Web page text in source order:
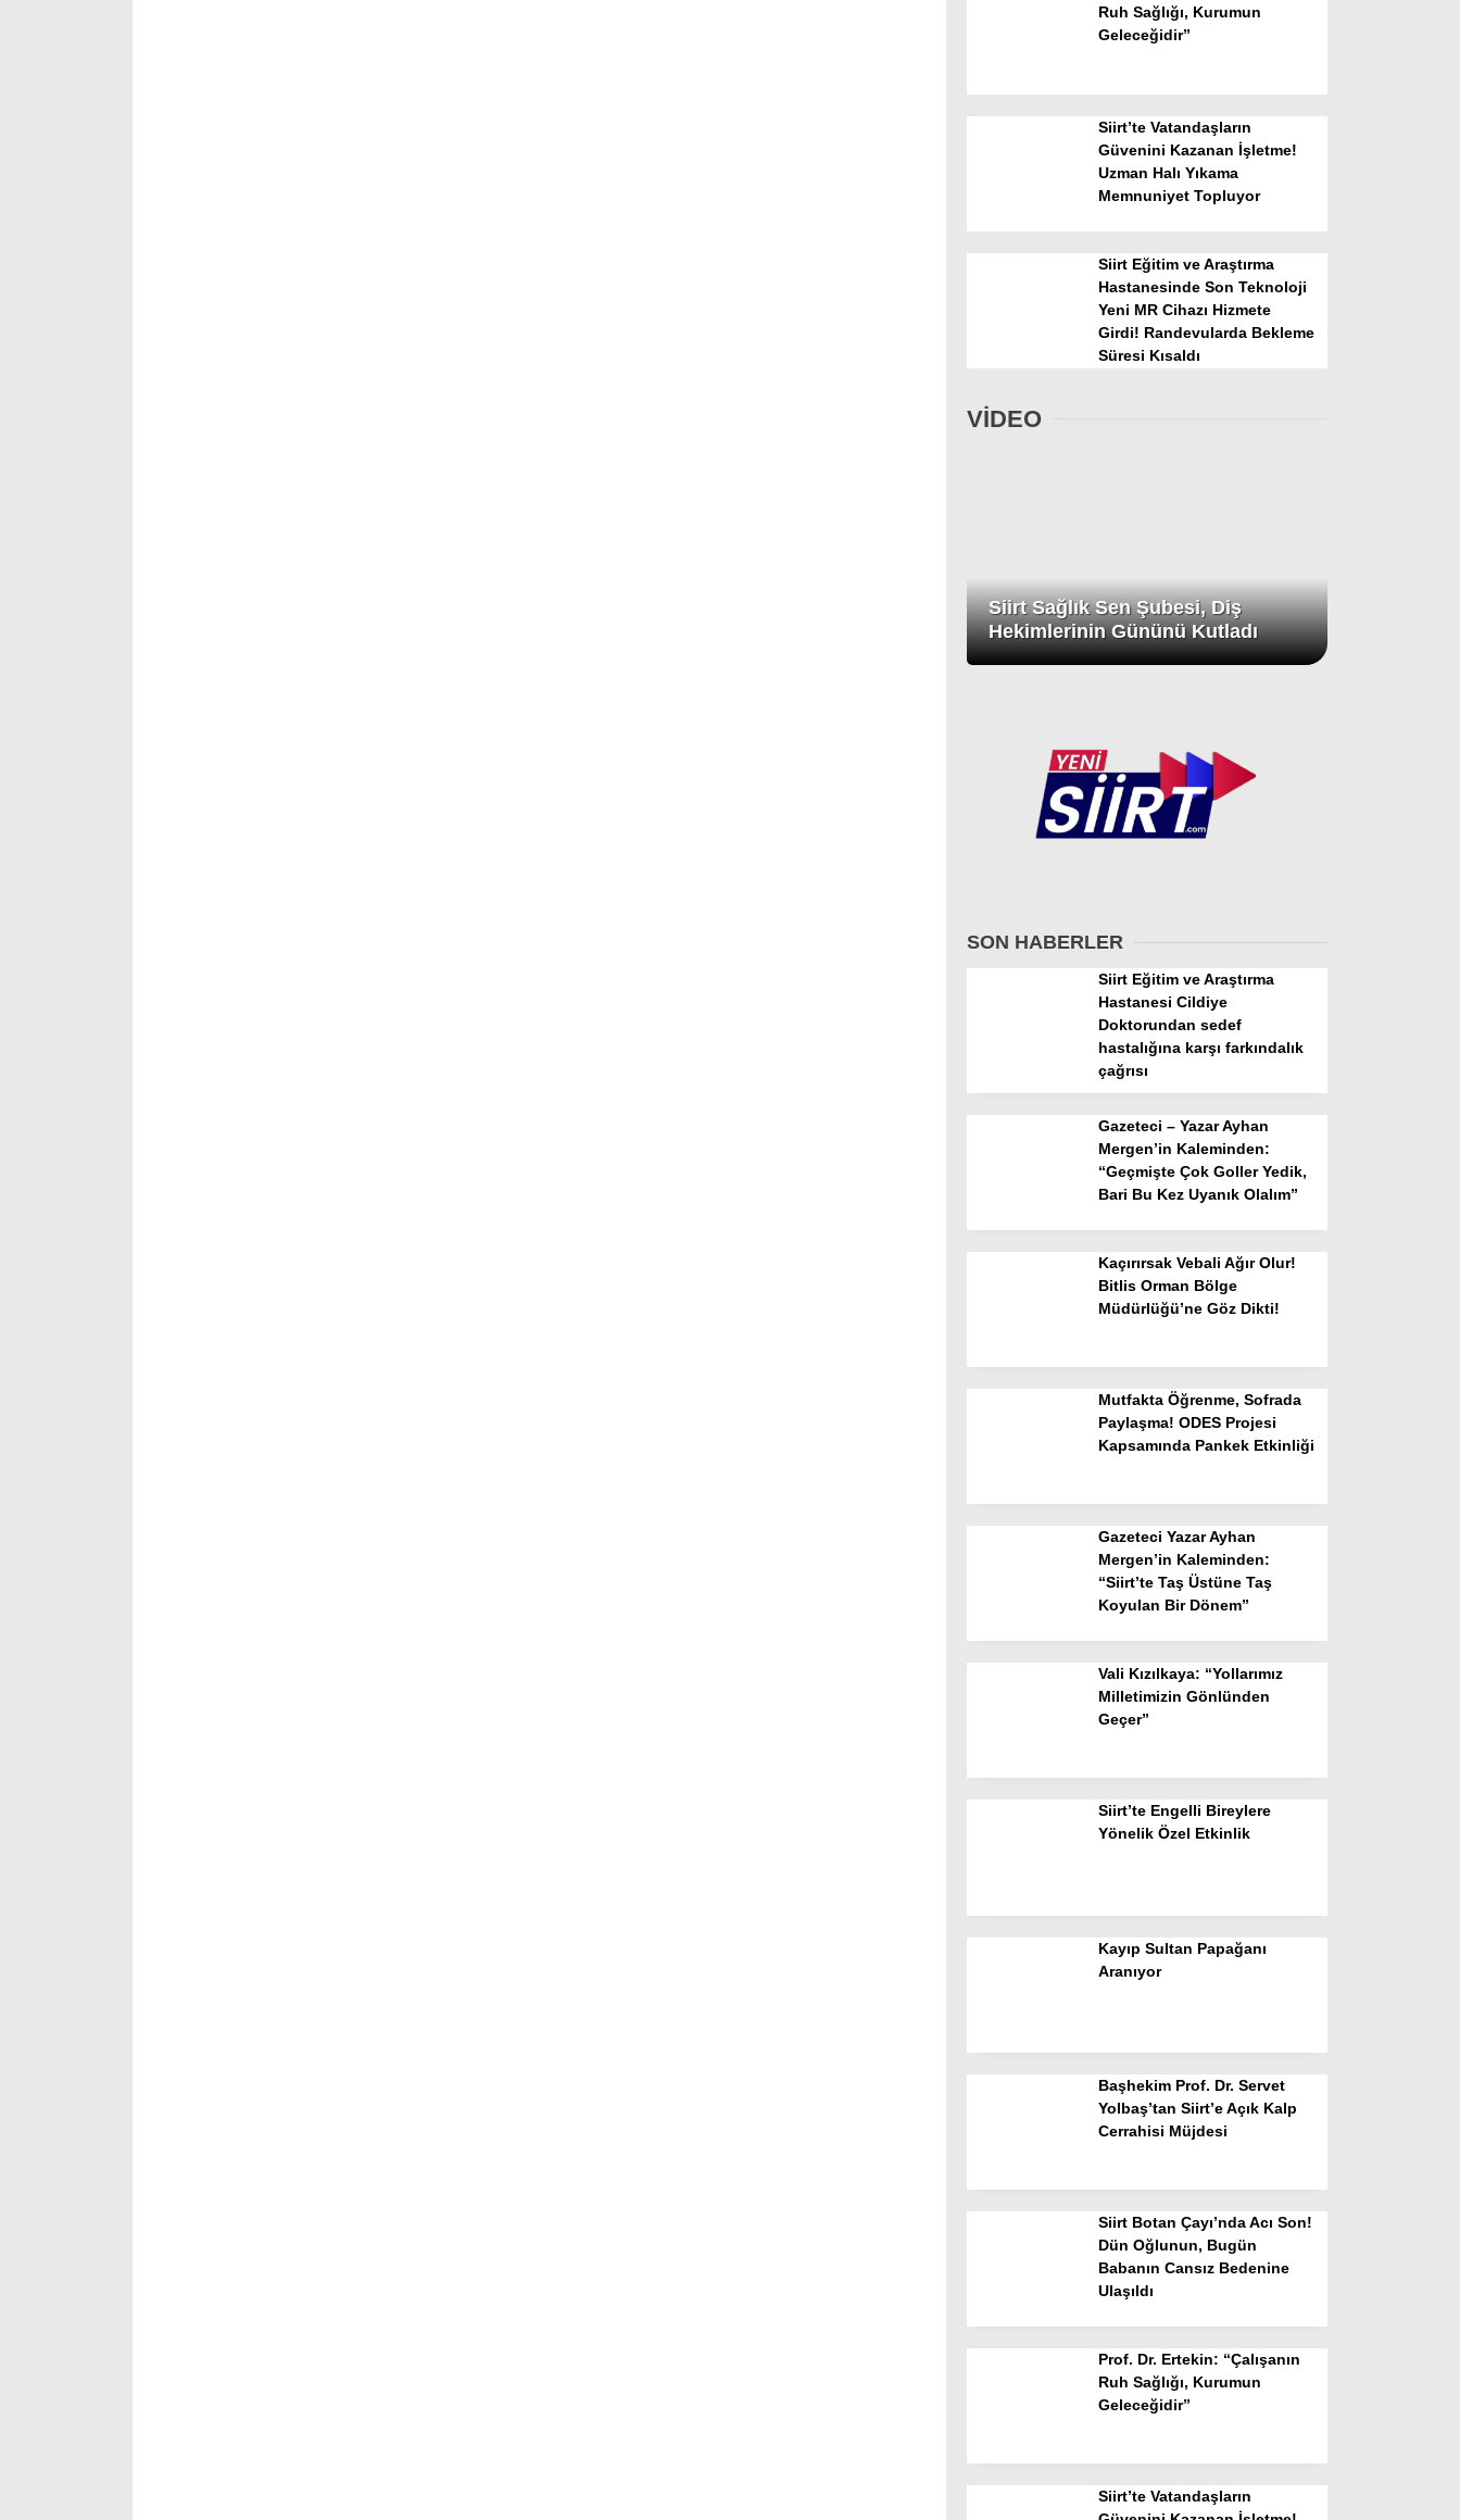
Ruh Sağlığı, Kurumun
Geleceğidir”
Siirt’te Vatandaşların
Güvenini Kazanan İşletme!
Uzman Halı Yıkama
Memnuniyet Topluyor
Siirt Eğitim ve Araştırma
Hastanesinde Son Teknoloji
Yeni MR Cihazı Hizmete
Girdi! Randevularda Bekleme
Süresi Kısaldı
VİDEO
Siirt Sağlık Sen Şubesi, Diş
Hekimlerinin Gününü Kutladı
SON HABERLER
Siirt Eğitim ve Araştırma
Hastanesi Cildiye
Doktorundan sedef
hastalığına karşı farkındalık
çağrısı
Gazeteci – Yazar Ayhan
Mergen’in Kaleminden:
“Geçmişte Çok Goller Yedik,
Bari Bu Kez Uyanık Olalım”
Kaçırırsak Vebali Ağır Olur!
Bitlis Orman Bölge
Müdürlüğü’ne Göz Dikti!
Mutfakta Öğrenme, Sofrada
Paylaşma! ODES Projesi
Kapsamında Pankek Etkinliği
Gazeteci Yazar Ayhan
Mergen’in Kaleminden:
“Siirt’te Taş Üstüne Taş
Koyulan Bir Dönem”
Vali Kızılkaya: “Yollarımız
Milletimizin Gönlünden
Geçer”
Siirt’te Engelli Bireylere
Yönelik Özel Etkinlik
Kayıp Sultan Papağanı
Aranıyor
Başhekim Prof. Dr. Servet
Yolbaş’tan Siirt’e Açık Kalp
Cerrahisi Müjdesi
Siirt Botan Çayı’nda Acı Son!
Dün Oğlunun, Bugün
Babanın Cansız Bedenine
Ulaşıldı
Prof. Dr. Ertekin: “Çalışanın
Ruh Sağlığı, Kurumun
Geleceğidir”
Siirt’te Vatandaşların